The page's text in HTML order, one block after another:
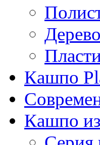
Дерево
Кашпо
Кашпо